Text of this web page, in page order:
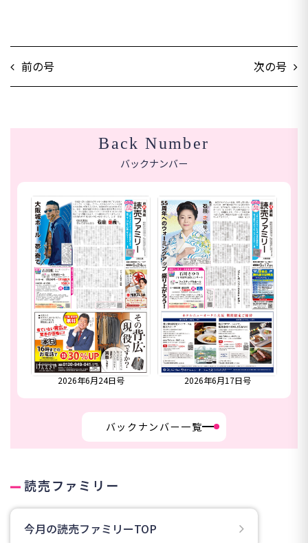
前の号 次の号
Back Number
バックナンバー
2026年6月24日号 2026年6月17日号
バックナンバー一覧
読売ファミリー
今月の読売ファミリーTOP